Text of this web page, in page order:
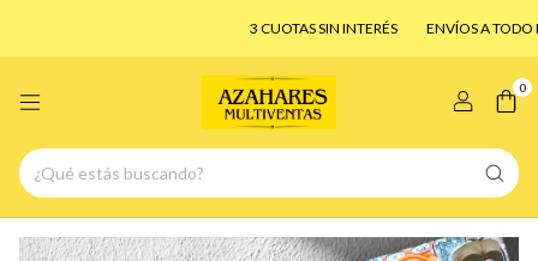
3 CUOTAS SIN INTERÉS ENVÍOS A TODO
0